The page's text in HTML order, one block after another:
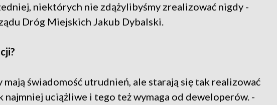
niektórych nie zdążylibyśmy zrealizować nigdy -
Dróg Miejskich Jakub Dybalski.
mają świadomość utrudnień, ale starają się tak realizować
najmniej uciążliwe i tego też wymaga od deweloperów. -